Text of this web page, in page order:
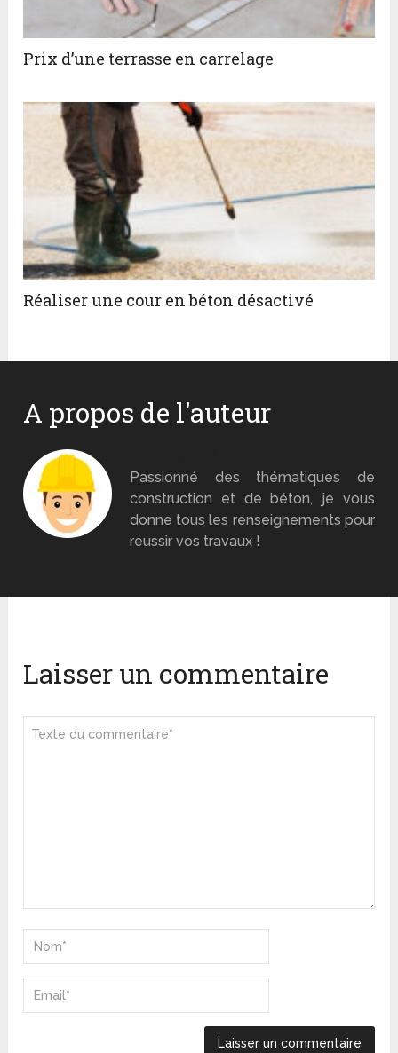
Prix d’une terrasse en carrelage
Réaliser une cour en béton désactivé
A propos de l'auteur
Passionné des thématiques de
construction et de béton, je vous
donne tous les renseignements pour
réussir vos travaux !
Laisser un commentaire